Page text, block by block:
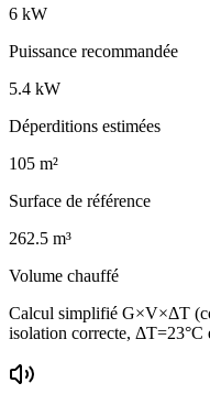
6 kW
Puissance recommandée
5.4 kW
Déperditions estimées
105 m²
Surface de référence
262.5 m³
Volume chauffé
Calcul simplifié G×V×ΔT
isolation correcte, ΔT=23°C